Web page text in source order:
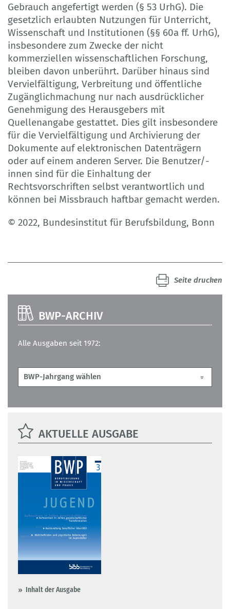
Gebrauch angefertigt werden (§ 53 UrhG). Die
gesetzlich erlaubten Nutzungen für Unterricht,
Wissenschaft und Institutionen (§§ 60a ff. UrhG),
insbesondere zum Zwecke der nicht
kommerziellen wissenschaftlichen Forschung,
bleiben davon unberührt. Darüber hinaus sind
Vervielfältigung, Verbreitung und öffentliche
Zugänglichmachung nur nach ausdrücklicher
Genehmigung des Herausgebers mit
Quellenangabe gestattet. Dies gilt insbesondere
für die Vervielfältigung und Archivierung der
Dokumente auf elektronischen Datenträgern
oder auf einem anderen Server. Die Benutzer/-
innen sind für die Einhaltung der
Rechtsvorschriften selbst verantwortlich und
können bei Missbrauch haftbar gemacht werden.
© 2022, Bundesinstitut für Berufsbildung, Bonn
Seite drucken
BWP-ARCHIV
Alle Ausgaben seit 1972:
AKTUELLE AUSGABE
Inhalt der Ausgabe